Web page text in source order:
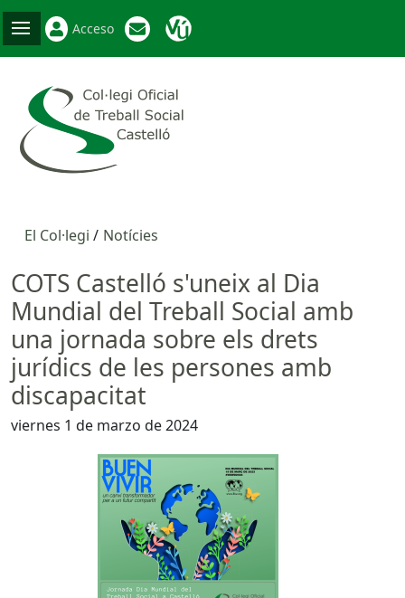
Acceso
El Col·legi Notícies
COTS Castelló s'uneix al Dia
Mundial del Treball Social amb
una jornada sobre els drets
jurídics de les persones amb
discapacitat
viernes 1 de marzo de 2024